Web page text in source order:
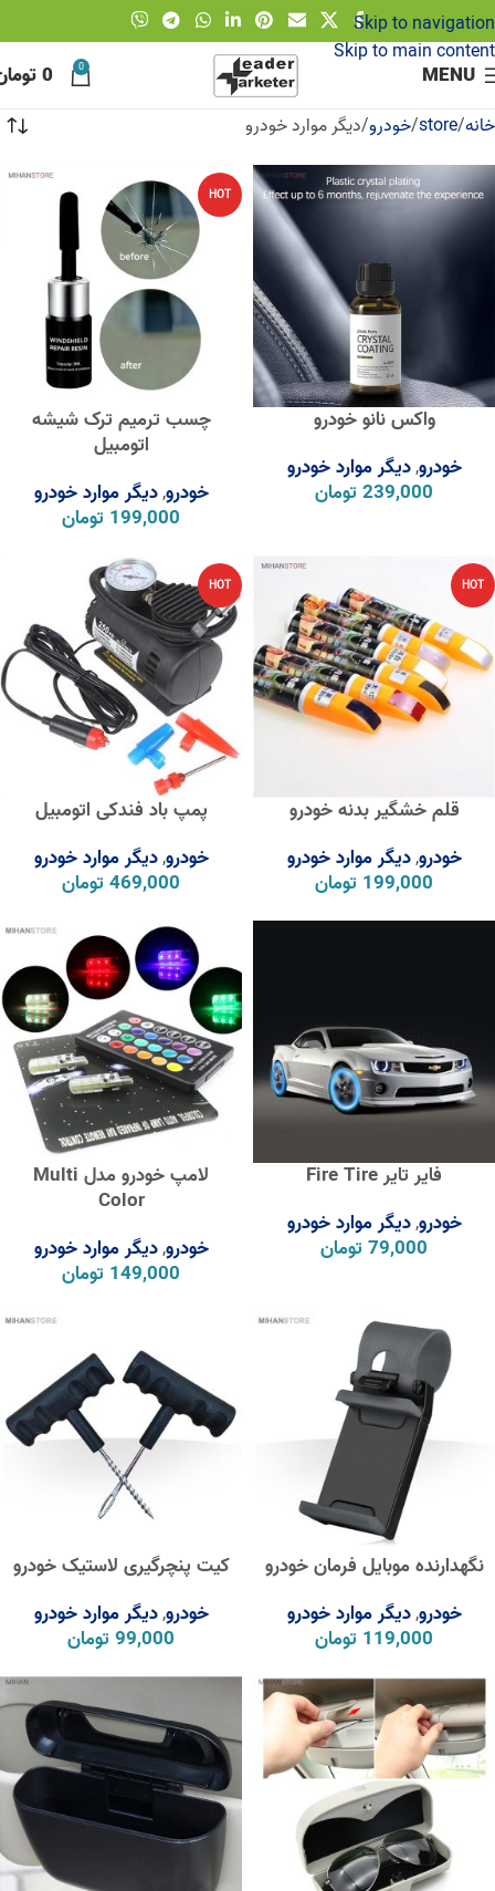
Skip to navigation
Skip to main content
MENU
0
0
خانه store خودرو دیگر موارد خودرو
واکس نانو خودرو
خودرو,دیگر موارد خودرو
239,000 تومان
HOT
چسب ترمیم ترک شیشه
اتومبیل
خودرو,دیگر موارد خودرو
199,000 تومان
HOT
قلم خشگیر بدنه خودرو
خودرو,دیگر موارد خودرو
199,000 تومان
HOT
پمپ باد فندکی اتومبیل
خودرو,دیگر موارد خودرو
469,000 تومان
فایر تایر Fire Tire
خودرو,دیگر موارد خودرو
79,000 تومان
لامپ خودرو مدل Multi
Color
خودرو,دیگر موارد خودرو
149,000 تومان
نگهدارنده موبایل فرمان خودرو
خودرو,دیگر موارد خودرو
119,000 تومان
کیت پنچرگیری لاستیک خودرو
خودرو,دیگر موارد خودرو
99,000 تومان